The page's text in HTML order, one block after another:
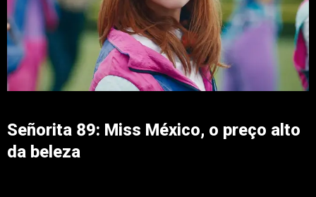
Señorita 89: Miss México, o preço alto
da beleza